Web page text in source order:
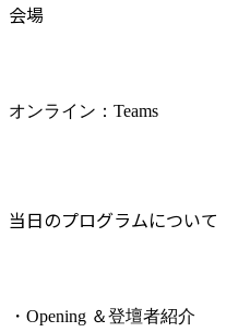
会場
オンライン：Teams
当日のプログラムについて
・Opening ＆登壇者紹介